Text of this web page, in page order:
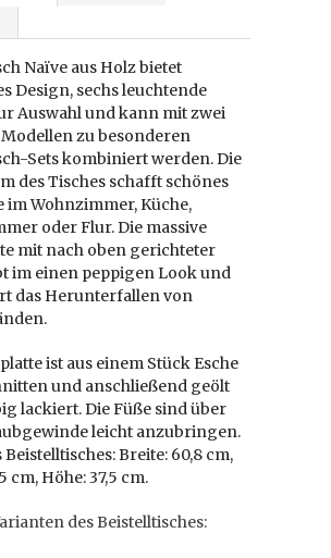
Naïve aus Holz bietet
Design, sechs leuchtende
Auswahl und kann mit zwei
zu besonderen
Sets kombiniert werden. Die
des Tisches schafft schönes
im Wohnzimmer, Küche,
oder Flur. Die massive
mit nach oben gerichteter
im einen peppigen Look und
das Herunterfallen von
ist aus einem Stück Esche
und anschließend geölt
lackiert. Die Füße sind über
leicht anzubringen.
Beistelltisches: Breite: 60,8 cm,
cm, Höhe: 37,5 cm.
des Beistelltisches: